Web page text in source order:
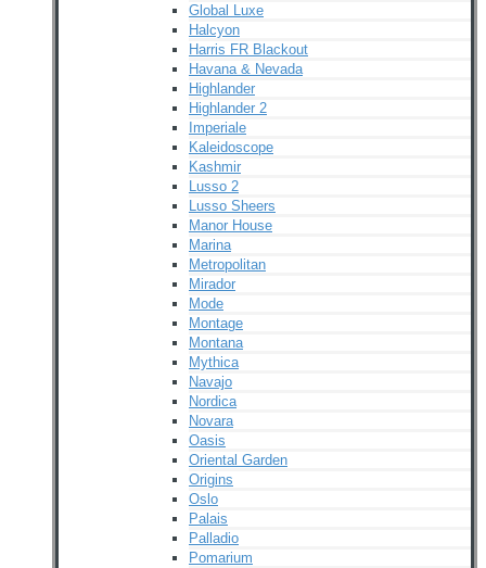
Global Luxe
Halcyon
Harris FR Blackout
Havana & Nevada
Highlander
Highlander 2
Imperiale
Kaleidoscope
Kashmir
Lusso 2
Lusso Sheers
Manor House
Marina
Metropolitan
Mirador
Mode
Montage
Montana
Mythica
Navajo
Nordica
Novara
Oasis
Oriental Garden
Origins
Oslo
Palais
Palladio
Pomarium